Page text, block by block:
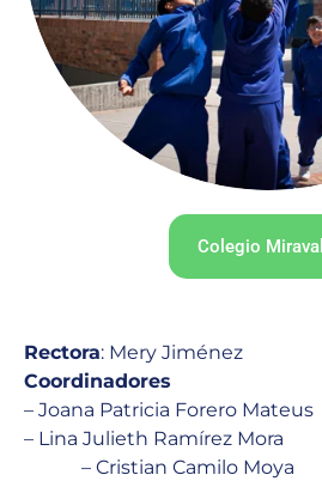
Colegio
Rectora: Mery Jiménez
Coordinadores
– Joana Patricia Forero Mateus
– Lina Julieth Ramírez Mora
– Cristian Camilo Moya